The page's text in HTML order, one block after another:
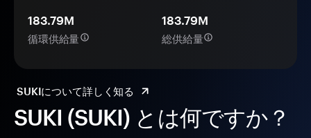
SUKI (SUKI) とは何ですか？
183.79M
循環供給量
183.79M
総供給量
SUKIについて詳しく知る